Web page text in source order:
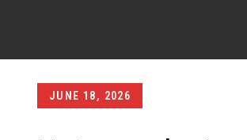
Posted
JUNE 18, 2026